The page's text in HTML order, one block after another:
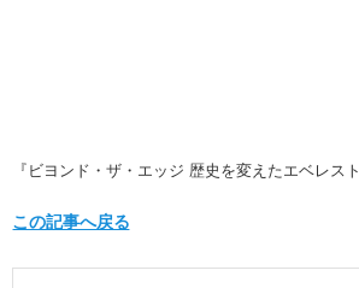
『ビヨンド・ザ・エッジ 歴史を変えたエベレ
この記事へ戻る